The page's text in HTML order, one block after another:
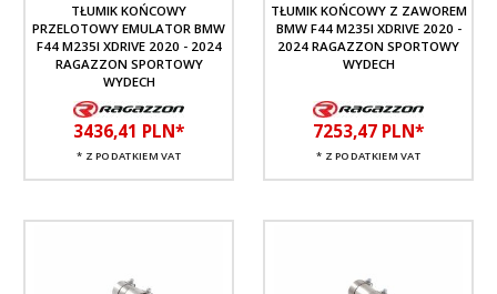
TŁUMIK KOŃCOWY
PRZELOTOWY EMULATOR BMW
F44 M235I XDRIVE 2020 - 2024
RAGAZZON SPORTOWY
WYDECH
3436,41 PLN*
* Z PODATKIEM VAT
TŁUMIK KOŃCOWY Z ZAWOREM
BMW F44 M235I XDRIVE 2020 -
2024 RAGAZZON SPORTOWY
WYDECH
7253,47 PLN*
* Z PODATKIEM VAT